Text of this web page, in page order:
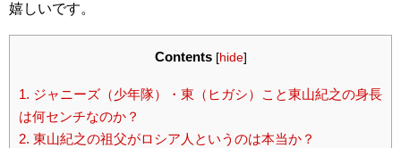
嬉しいです。
Contents [hide]
1. ジャニーズ（少年隊）・東（ヒガシ）こと東山紀之の身長
は何センチなのか？
2. 東山紀之の祖父がロシア人というのは本当か？